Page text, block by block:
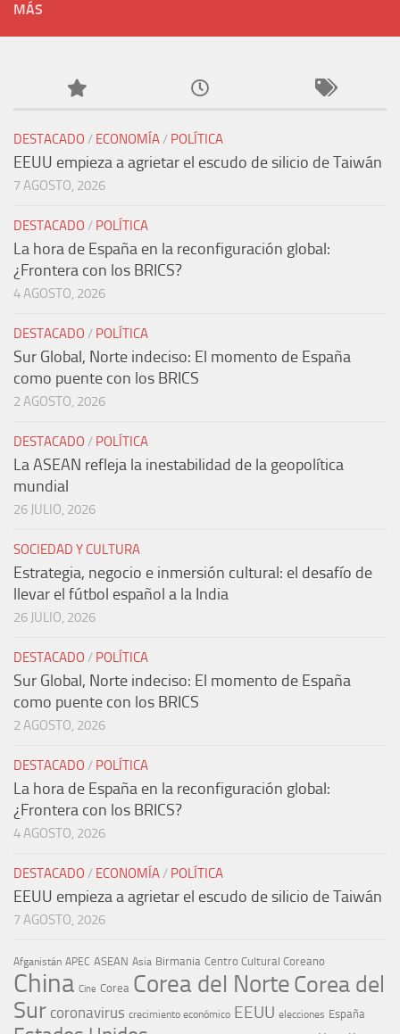
MÁS
DESTACADO / ECONOMÍA/ POLÍTICA
EEUU empieza a agrietar el escudo de silicio de Taiwán
7 AGOSTO, 2026
DESTACADO / POLÍTICA
La hora de España en la reconfiguración global:
¿Frontera con los BRICS?
4 AGOSTO, 2026
DESTACADO / POLÍTICA
Sur Global, Norte indeciso: El momento de España
como puente con los BRICS
2 AGOSTO, 2026
DESTACADO / POLÍTICA
La ASEAN refleja la inestabilidad de la geopolítica
mundial
26 JULIO, 2026
SOCIEDAD Y CULTURA
Estrategia, negocio e inmersión cultural: el desafío de
llevar el fútbol español a la India
26 JULIO, 2026
DESTACADO / POLÍTICA
Sur Global, Norte indeciso: El momento de España
como puente con los BRICS
2 AGOSTO, 2026
DESTACADO / POLÍTICA
La hora de España en la reconfiguración global:
¿Frontera con los BRICS?
4 AGOSTO, 2026
DESTACADO / ECONOMÍA/ POLÍTICA
EEUU empieza a agrietar el escudo de silicio de Taiwán
7 AGOSTO, 2026
Afganistán APEC ASEAN Asia Birmania Centro Cultural Coreano
China Cine Corea Corea del NorteCorea del
Sur coronavirus crecimiento económico EEUU elecciones España